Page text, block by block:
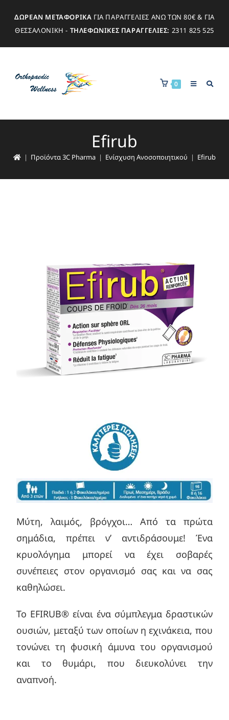
ΔΩΡΕΑΝ ΜΕΤΑΦΟΡΙΚΑ ΓΙΑ ΠΑΡΑΓΓΕΛΙΕΣ ΑΝΩ ΤΩΝ 80€ & ΓΙΑ
ΘΕΣΣΑΛΟΝΙΚΗ - ΤΗΛΕΦΩΝΙΚΕΣ ΠΑΡΑΓΓΕΛΙΕΣ: 2311 825 525
0
Efirub
| Προϊόντα 3C Pharma | Ενίσχυση Ανοσοποιητικού | Efirub
Μύτη, λαιμός, βρόγχοι… Από τα πρώτα
σημάδια, πρέπει ν’ αντιδράσουμε! Ένα
κρυολόγημα μπορεί να έχει σοβαρές
συνέπειες στον οργανισμό σας και να σας
καθηλώσει.
Το EFIRUB® είναι ένα σύμπλεγμα δραστικών
ουσιών, μεταξύ των οποίων η εχινάκεια, που
τονώνει τη φυσική άμυνα του οργανισμού
και το θυμάρι, που διευκολύνει την
αναπνοή.